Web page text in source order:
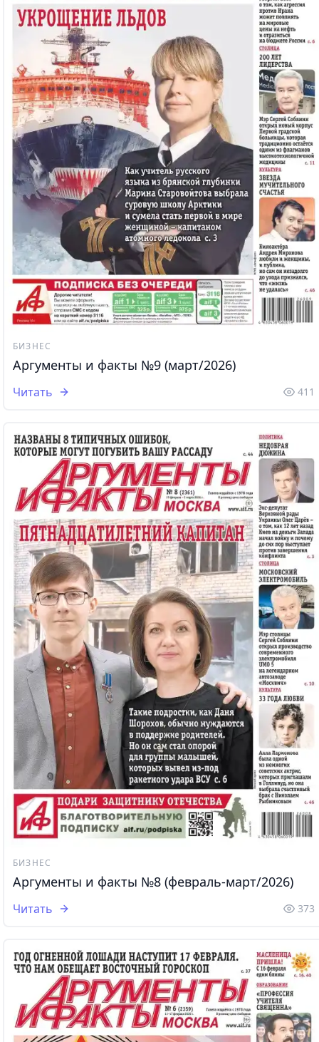
БИЗНЕС
Аргументы и факты №9 (март/2026)
Читать 411
БИЗНЕС
Аргументы и факты №8 (февраль-март/2026)
Читать 373